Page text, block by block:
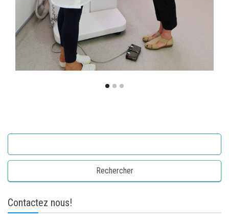
Contactez nous!